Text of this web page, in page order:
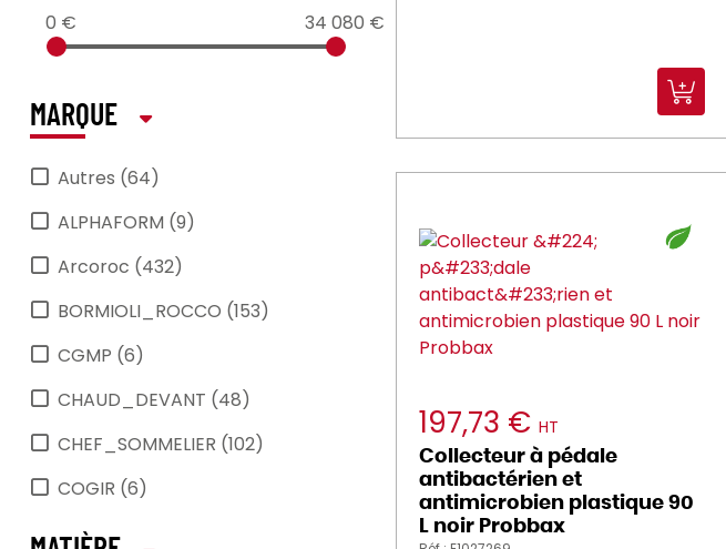
0 € 34 080 €
MARQUE
Autres (64)
ALPHAFORM (9)
Arcoroc (432)
BORMIOLI_ROCCO (153)
CGMP (6)
CHAUD_DEVANT (48)
CHEF_SOMMELIER (102)
COGIR (6)
Cristal_d_Arques (4)
197,73 € HT
Collecteur à pédale
antibactérien et
antimicrobien plastique 90
L noir Probbax